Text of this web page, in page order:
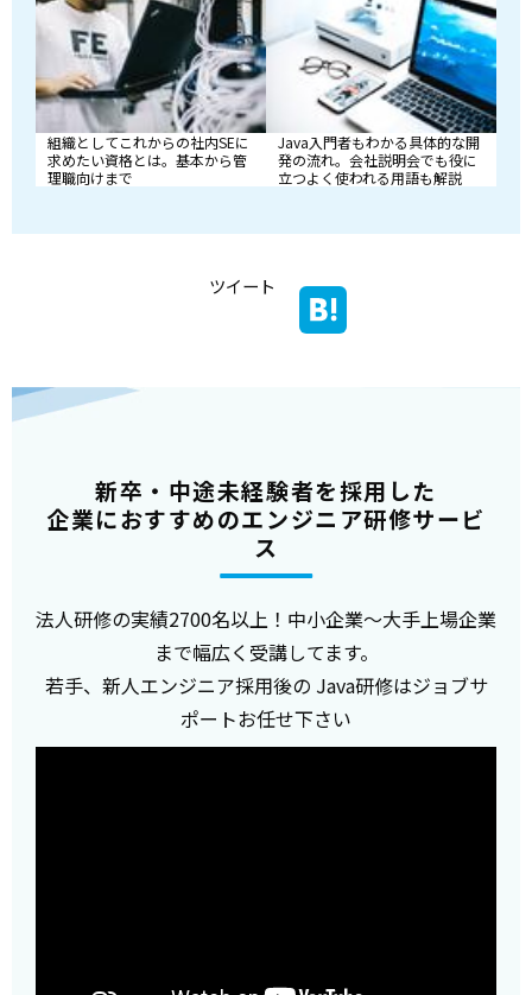
組織としてこれからの社内SEに
求めたい資格とは。基本から管
理職向けまで
Java入門者もわかる具体的な開
発の流れ。会社説明会でも役に
立つよく使われる用語も解説
ツイート
新卒・中途未経験者を採用した
企業におすすめのエンジニア研修サービ
ス
法人研修の実績2700名以上！中小企業～大手上場企業
まで幅広く受講してます。
若手、新人エンジニア採用後の Java研修はジョブサ
ポートお任せ下さい